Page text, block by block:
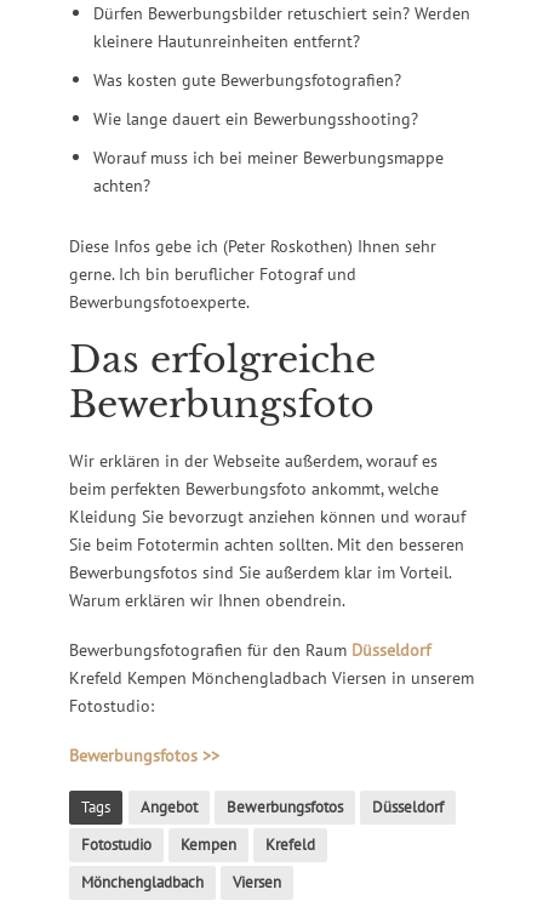
Dürfen Bewerbungsbilder retuschiert sein? Werden
kleinere Hautunreinheiten entfernt?
Was kosten gute Bewerbungsfotografien?
Wie lange dauert ein Bewerbungsshooting?
Worauf muss ich bei meiner Bewerbungsmappe
achten?
Diese Infos gebe ich (Peter Roskothen) Ihnen sehr
gerne. Ich bin beruflicher Fotograf und
Bewerbungsfotoexperte.
Das erfolgreiche
Bewerbungsfoto
Wir erklären in der Webseite außerdem, worauf es
beim perfekten Bewerbungsfoto ankommt, welche
Kleidung Sie bevorzugt anziehen können und worauf
Sie beim Fototermin achten sollten. Mit den besseren
Bewerbungsfotos sind Sie außerdem klar im Vorteil.
Warum erklären wir Ihnen obendrein.
Bewerbungsfotografien für den Raum Düsseldorf
Krefeld Kempen Mönchengladbach Viersen in unserem
Fotostudio:
Bewerbungsfotos >>
Tags Angebot Bewerbungsfotos
Düsseldorf
Fotostudio
Kempen
Krefeld
Mönchengladbach
Viersen